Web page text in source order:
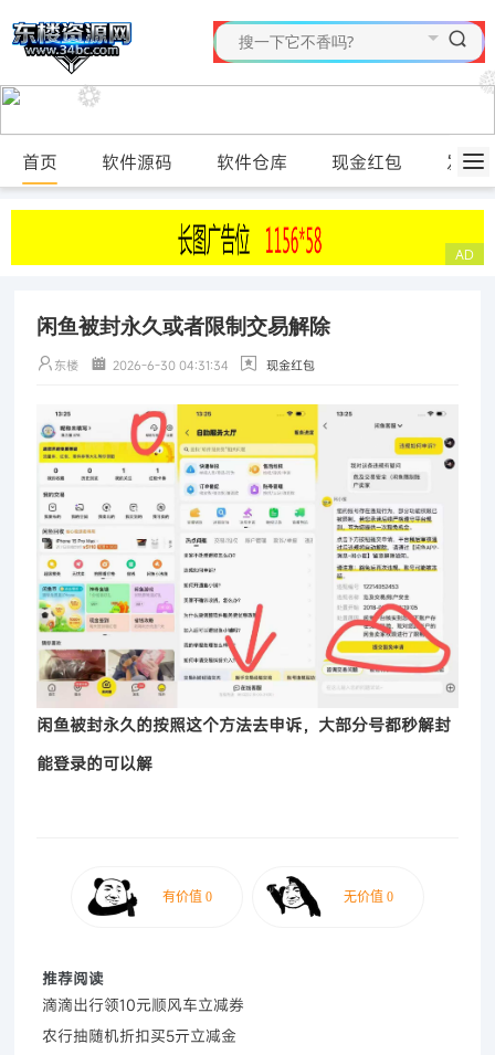
首页 软件源码 软件仓库 现金红包 发布
闲鱼被封永久或者限制交易解除
东楼 2026-6-30 04:31:34 现金红包
闲鱼被封永久的按照这个方法去申诉，大部分号都秒解封
能登录的可以解
推荐阅读
滴滴出行领10元顺风车立减券
农行抽随机折扣买5亓立减金